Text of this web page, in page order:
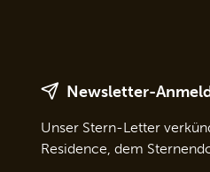
Newsletter-
Unser Stern-Letter
Residence, dem